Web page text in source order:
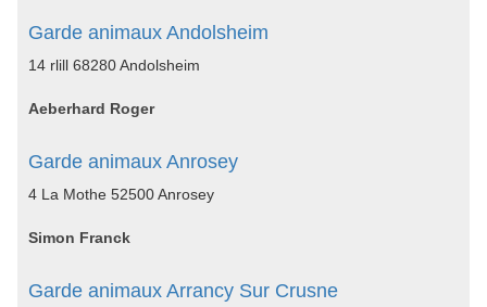
Garde animaux Andolsheim
14 rlill 68280 Andolsheim
Aeberhard Roger
Garde animaux Anrosey
4 La Mothe 52500 Anrosey
Simon Franck
Garde animaux Arrancy Sur Crusne